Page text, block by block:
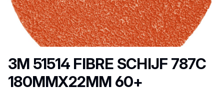
Productnaam
3M 51514 FIBRE SCHIJF 787C
180MMX22MM 60+